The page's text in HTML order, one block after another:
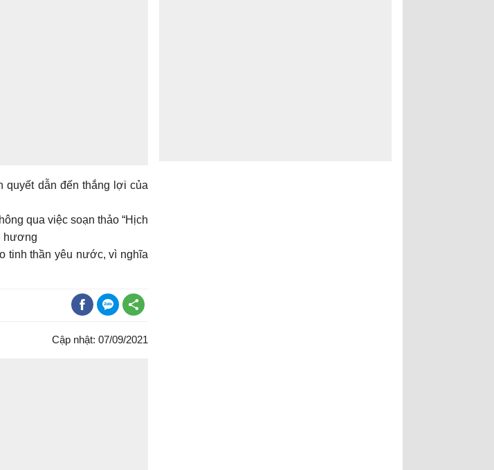
dẫn đến thắng lợi của
qua việc soạn thảo “Hịch
hương
tinh thần yêu nước, vì nghĩa
Cập nhật: 07/09/2021